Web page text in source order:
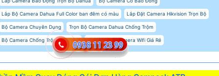
Lắp Bộ Camera Dahua Full Color ban đêm có màu Lắp Đặt Camera Hikvision Trọn Bộ
Bộ Camera Chuyên Dụng Trọn Bộ Camera Dahua Chống Trộm
Bộ Camera Chống Trộm Hikvision Lắp Trọn Bộ Camera Wifi Giá Rẻ